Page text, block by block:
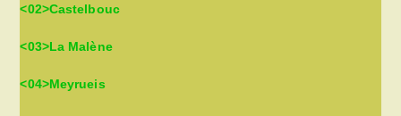
<02>Castelbouc
<03>La Malène
<04>Meyrueis